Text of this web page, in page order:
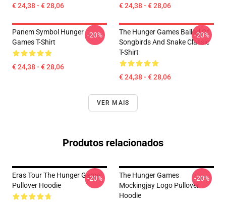
€ 24,38 - € 28,06 € 24,38 - € 28,06
Panem Symbol Hunger
Games T-Shirt
€ 24,38 - € 28,06
-20%
The Hunger Games Ballad Of
Songbirds And Snake Classic
T-Shirt
€ 24,38 - € 28,06
-20%
VER MAIS
Produtos relacionados
Eras Tour The Hunger Game
Pullover Hoodie
-20%
The Hunger Games
Mockingjay Logo Pullover
Hoodie
-20%